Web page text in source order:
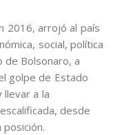
2016, arrojó al país
social, política
de Bolsonaro, a
golpe de Estado
llevar a la
desde